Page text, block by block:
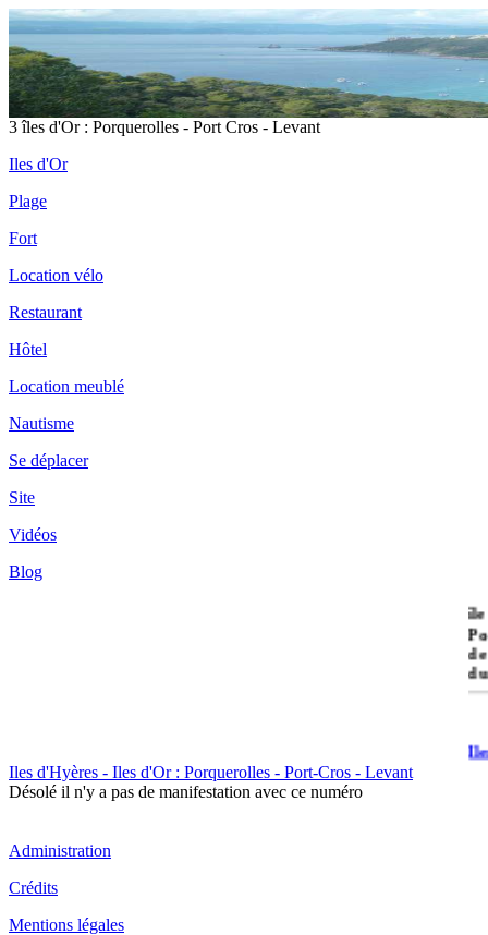
3 îles d'Or : Porquerolles - Port Cros - Levant
Iles d'Or
Plage
Fort
Location vélo
Restaurant
Hôtel
Location meublé
Nautisme
Se déplacer
Site
Vidéos
Blog
île
Iles d'Hyères - Iles d'Or : Porquerolles - Port-Cros - Levant
Désolé il n'y a pas de manifestation avec ce numéro
Administration
Crédits
Mentions légales